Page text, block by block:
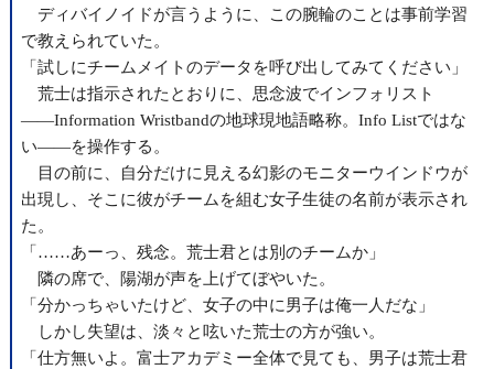
ディバイノイドが言うように、この腕輪のことは事前学習
で教えられていた。
「試しにチームメイトのデータを呼び出してみてください」
荒士は指示されたとおりに、思念波でインフォリスト
――Information Wristbandの地球現地語略称。Info Listではな
い――を操作する。
目の前に、自分だけに見える幻影のモニターウインドウが
出現し、そこに彼がチームを組む女子生徒の名前が表示され
た。
「……あーっ、残念。荒士君とは別のチームか」
隣の席で、陽湖が声を上げてぼやいた。
「分かっちゃいたけど、女子の中に男子は俺一人だな」
しかし失望は、淡々と呟いた荒士の方が強い。
「仕方無いよ。富士アカデミー全体で見ても、男子は荒士君